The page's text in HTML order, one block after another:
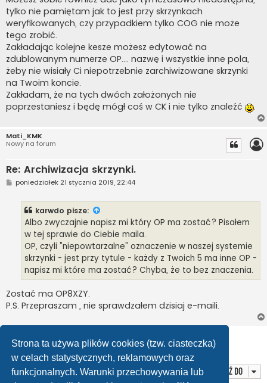
Strona ta używa plików cookies (tzw. ciasteczka)
w celach statystycznych, reklamowych oraz
funkcjonalnych. Warunki przechowywania lub
t
tylko nie pamiętam jak to jest przy skrzynkach
weryfikowanych, czy przypadkiem tylko COG nie może
tego zrobić.
Zakładając kolejne kesze możesz edytować na
zdublowanym numerze OP.... nazwę i wszystkie inne pola,
żeby nie wisiały Ci niepotrzebnie zarchiwizowane skrzynki
na Twoim koncie.
Zakładam, że na tych dwóch założonych nie
poprzestaniesz i będę mógł coś w CK i nie tylko znaleźć
.
Mati_KMK
Nowy na forum
Re: Archiwizacja skrzynki.
P
o
poniedziałek 21 stycznia 2019, 22:44
karwdo pisze:
Albo zwyczajnie napisz mi który OP ma zostać? Pisałem
w tej sprawie do Ciebie maila.
OP, czyli "niepowtarzalne" oznaczenie w naszej systemie
skrzynki - jest przy tytule - każdy z Twoich 5 ma inne OP -
napisz mi które ma zostać? Chyba, że to bez znaczenia.
Zostać ma OP8XZY.
P.S. Przepraszam , nie sprawdzałem dzisiaj e-maili.
Posty: 5 • Strona
Przejdź do